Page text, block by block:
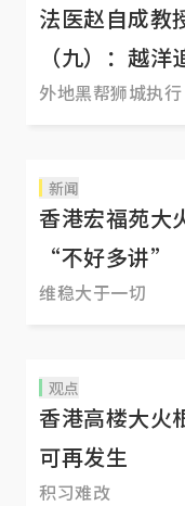
法医赵自成
（九）：越洋
外地黑帮狮城执
新闻
香港宏福苑大
“不好多讲”
维稳大于一切
观点
香港高楼大
可再发生
积习难改